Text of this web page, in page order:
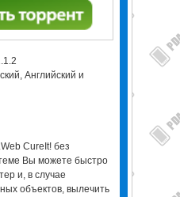
Английский и
CureIt! без
Вы можете быстро
и, в случае
объектов, вылечить